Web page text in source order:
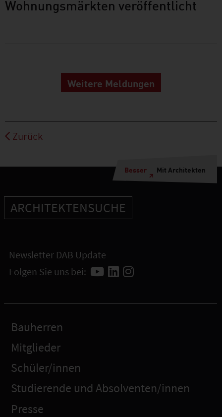
Wohnungsmärkten veröffentlicht
Weitere Meldungen
Zurück
Besser Mit Architekten
ARCHITEKTENSUCHE
Newsletter DAB Update
Folgen Sie uns bei:
Bauherren
Mitglieder
Schüler/innen
Studierende und Absolventen/innen
Presse